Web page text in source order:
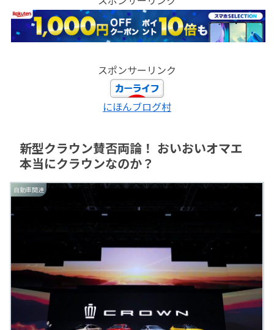
スポンサーリンク
にほんブログ村
新型クラウン賛否両論！ おいおいオマエ
本当にクラウンなのか？
自動車関連